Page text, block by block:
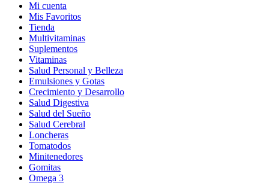
Mi cuenta
Mis Favoritos
Tienda
Multivitaminas
Suplementos
Vitaminas
Salud Personal y Belleza
Emulsiones y Gotas
Crecimiento y Desarrollo
Salud Digestiva
Salud del Sueño
Salud Cerebral
Loncheras
Tomatodos
Minitenedores
Gomitas
Omega 3